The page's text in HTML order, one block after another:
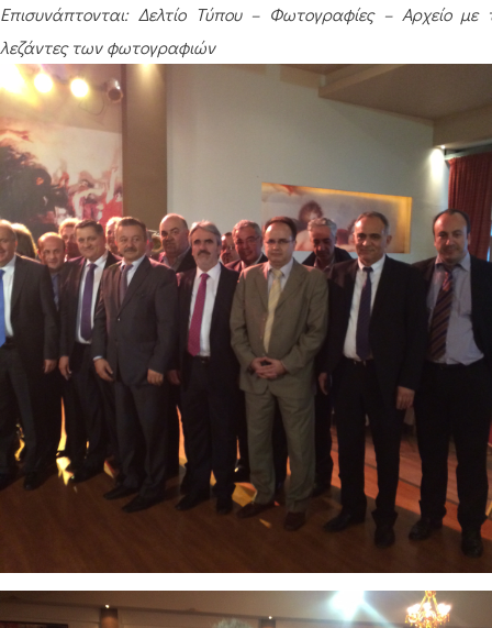
Επισυνάπτονται: Δελτίο Τύπου – Φωτογραφίες – Αρχείο με
λεζάντες των φωτογραφιών